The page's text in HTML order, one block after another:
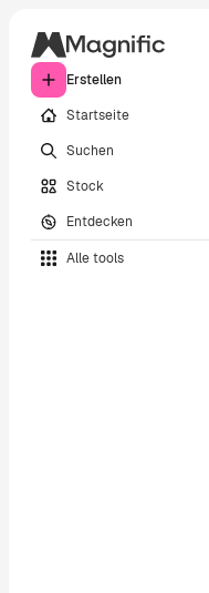
Erstellen
Startseite
Suchen
Stock
Entdecken
Alle tools